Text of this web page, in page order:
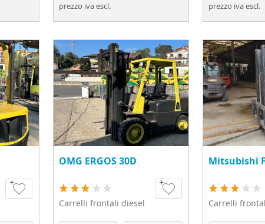
prezzo iva escl. prezzo iva escl.
OMG ERGOS 30D
Carrelli frontali diesel
Mitsubishi
Carrelli